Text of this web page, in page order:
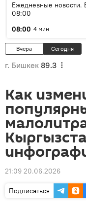
Ежедневные новости.
08:00
08:00 4 мин
Вчера Сегодня
г. Бишкек 89.3
Как
21:09 20.06.2026
Подписаться